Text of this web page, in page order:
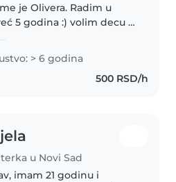
je Olivera. Radim u
5 godina :) volim decu i
> 6 godina
500 RSD/h
u Novi Sad
imam 21 godinu i